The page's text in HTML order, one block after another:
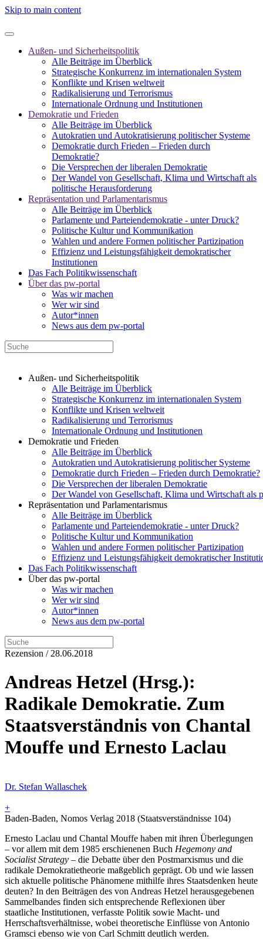
Skip to main content
Außen- und Sicherheitspolitik
Alle Beiträge im Überblick
Strategische Konkurrenz im internationalen System
Konflikte und Krisen weltweit
Radikalisierung und Terrorismus
Internationale Ordnung und Institutionen
Demokratie und Frieden
Alle Beiträge im Überblick
Autokratien und Autokratisierung politischer Systeme
Demokratie durch Frieden – Frieden durch
Demokratie?
Die Versprechen der liberalen Demokratie
Der Wandel von Gesellschaft, Klima und Wirtschaft als
politische Herausforderung
Repräsentation und Parlamentarismus
Alle Beiträge im Überblick
Parlamente und Parteiendemokratie - unter Druck?
Politische Kultur und Kommunikation
Wahlen und andere Formen politischer Partizipation
Effizienz und Leistungsfähigkeit demokratischer
Institutionen
Das Fach Politikwissenschaft
Über das pw-portal
Was wir machen
Wer wir sind
Autor*innen
News aus dem pw-portal
Außen- und Sicherheitspolitik
Alle Beiträge im Überblick
Strategische Konkurrenz im internationalen System
Konflikte und Krisen weltweit
Radikalisierung und Terrorismus
Internationale Ordnung und Institutionen
Demokratie und Frieden
Alle Beiträge im Überblick
Autokratien und Autokratisierung politischer Systeme
Demokratie durch Frieden – Frieden durch Demokratie?
Die Versprechen der liberalen Demokratie
Der Wandel von Gesellschaft, Klima und Wirtschaft als
Repräsentation und Parlamentarismus
Alle Beiträge im Überblick
Parlamente und Parteiendemokratie - unter Druck?
Politische Kultur und Kommunikation
Wahlen und andere Formen politischer Partizipation
Effizienz und Leistungsfähigkeit demokratischer
Das Fach Politikwissenschaft
Über das pw-portal
Was wir machen
Wer wir sind
Autor*innen
News aus dem pw-portal
Rezension / 28.06.2018
Andreas Hetzel (Hrsg.):
Radikale Demokratie. Zum
Staatsverständnis von Chantal
Mouffe und Ernesto Laclau
Dr. Stefan Wallaschek
+
Baden-Baden, Nomos Verlag 2018 (Staatsverständnisse 104)
Ernesto Laclau und Chantal Mouffe haben mit ihren Überlegungen
– vor allem mit dem 1985 erschienenen Buch Hegemony and
Socialist Strategy – die Debatte über den Postmarxismus und die
radikale Demokratietheorie maßgeblich geprägt. Ob und wie lassen
sich aktuelle politische Phänomene mithilfe ihres Staatsdenken heute
deuten? In den Beiträgen des von Andreas Hetzel herausgegebenen
Sammelbandes finden sich entsprechende Reflexionen über
staatliche Institutionen, verfasste Politik sowie Macht- und
Herrschaftsverhältnisse, wobei theoretische Einflüsse von Antonio
Gramsci ebenso wie von Carl Schmitt deutlich werden.